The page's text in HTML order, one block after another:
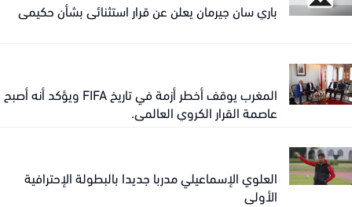
باري سان جيرمان يعلن عن قرار استثنائي بشأن حكيمي
المغرب يوقف أخطر أزمة في تاريخ FIFA ويؤكد أنه أصبح
عاصمة القرار الكروي العالمي.
العلوي الإسماعيلي مدربا جديدا بالبطولة الإحترافية
الأولى